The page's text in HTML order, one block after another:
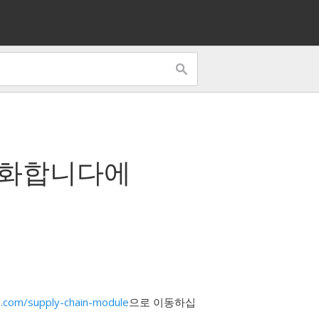
합니다에
supply-chain-module으로 이동하십